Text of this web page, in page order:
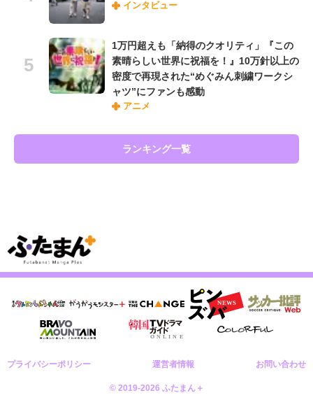
インタビュー
1万円超えも「納得のクオリティ」『この
素晴らしい世界に祝福を！』10万針以上の
密度で再現された“めぐみん刺繍ワークシ
ャツ”にファンも感動
アニメ
ランキング一覧
プライバシーポリシー 運営者情報 お問い合わせ
© 2019-2026 ふたまん＋